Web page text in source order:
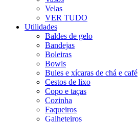
Velas
VER TUDO
Utilidades
Baldes de gelo
Bandejas
Boleiras
Bowls
Bules e xícaras de chá e café
Cestos de lixo
Copo e taças
Cozinha
Faqueiros
Galheteiros